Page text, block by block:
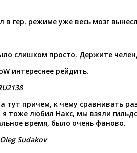
в гер. режиме уже весь мозг
слишком просто. Держите
интереснее рейдить.
тут причем, к чему сравнивать
я тоже любил Накс, мы взяли
время, было очень фаново.
Oleg Sudakov